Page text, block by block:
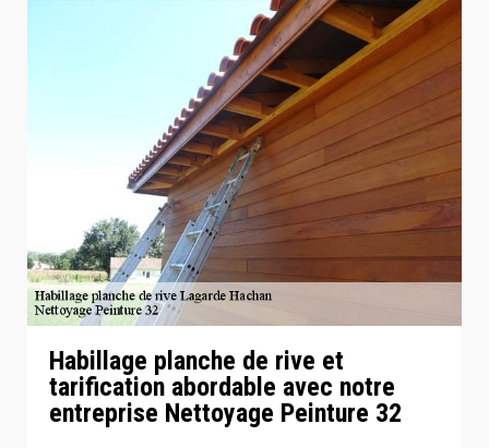
Habillage planche de rive et
tarification abordable avec notre
entreprise Nettoyage Peinture 32